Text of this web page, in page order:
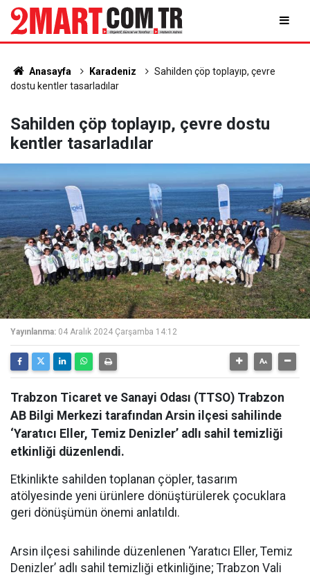
Anasayfa Karadeniz
Sahilden çöp toplayıp, çevre
dostu kentler tasarladılar
Sahilden çöp toplayıp, çevre dostu
kentler tasarladılar
Yayınlanma: 04 Aralık 2024 Çarşamba 14:12
Trabzon Ticaret ve Sanayi Odası (TTSO) Trabzon
AB Bilgi Merkezi tarafından Arsin ilçesi sahilinde
‘Yaratıcı Eller, Temiz Denizler’ adlı sahil temizliği
etkinliği düzenlendi.
Etkinlikte sahilden toplanan çöpler, tasarım
atölyesinde yeni ürünlere dönüştürülerek çocuklara
geri dönüşümün önemi anlatıldı.
Arsin ilçesi sahilinde düzenlenen ‘Yaratıcı Eller, Temiz
Denizler’ adlı sahil temizliği etkinliğine; Trabzon Vali